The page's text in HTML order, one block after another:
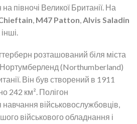
півночі Великої Британії. На
, M47 Patton,Alvis Saladin
розташований біля міста
(Northumberland)
Він був створений в 1911
242 км². Полігон
військовослужбовців,
військового обладнання і